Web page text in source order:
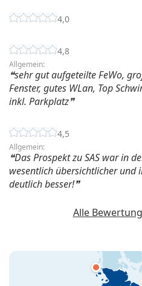
4,0
4,8
Allgemein:
sehr gut aufgeteilte FeWo,
Fenster, gutes WLan, Top
inkl. Parkplatz
4,5
Allgemein:
Das Prospekt zu SAS war in
wesentlich übersichtlicher
deutlich besser!
Alle